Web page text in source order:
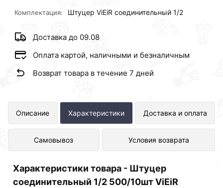
Комплектация: Штуцер ViEiR соединительный 1/2
Доставка до 09.08
Оплата картой, наличными и безналичным
Возврат товара в течение 7 дней
Описание Характеристики Доставка и оплата
Самовывоз Условия возврата
Штуцер соединительный 1/2
500/10шт ViEiR представлен в
интернет-магазине Сантехника по
Характеристики товара - Штуцер
соединительный 1/2 500/10шт ViEiR